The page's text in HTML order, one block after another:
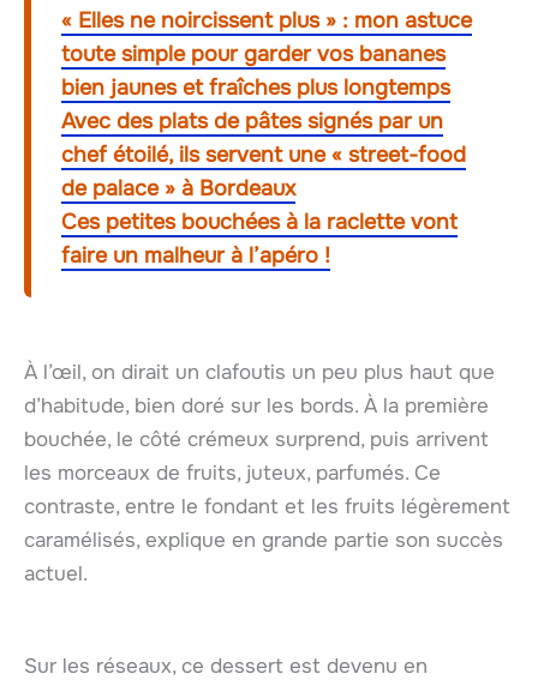
« Elles ne noircissent plus » : mon astuce
toute simple pour garder vos bananes
bien jaunes et fraîches plus longtemps
Avec des plats de pâtes signés par un
chef étoilé, ils servent une « street-food
de palace » à Bordeaux
Ces petites bouchées à la raclette vont
faire un malheur à l’apéro !
À l’œil, on dirait un clafoutis un peu plus haut que
d’habitude, bien doré sur les bords. À la première
bouchée, le côté crémeux surprend, puis arrivent
les morceaux de fruits, juteux, parfumés. Ce
contraste, entre le fondant et les fruits légèrement
caramélisés, explique en grande partie son succès
actuel.
Sur les réseaux, ce dessert est devenu en